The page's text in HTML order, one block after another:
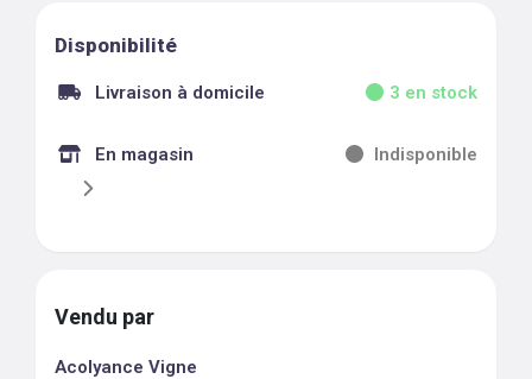
Disponibilité
Livraison à domicile 3 en stock
En magasin Indisponible
Vendu par
Acolyance Vigne